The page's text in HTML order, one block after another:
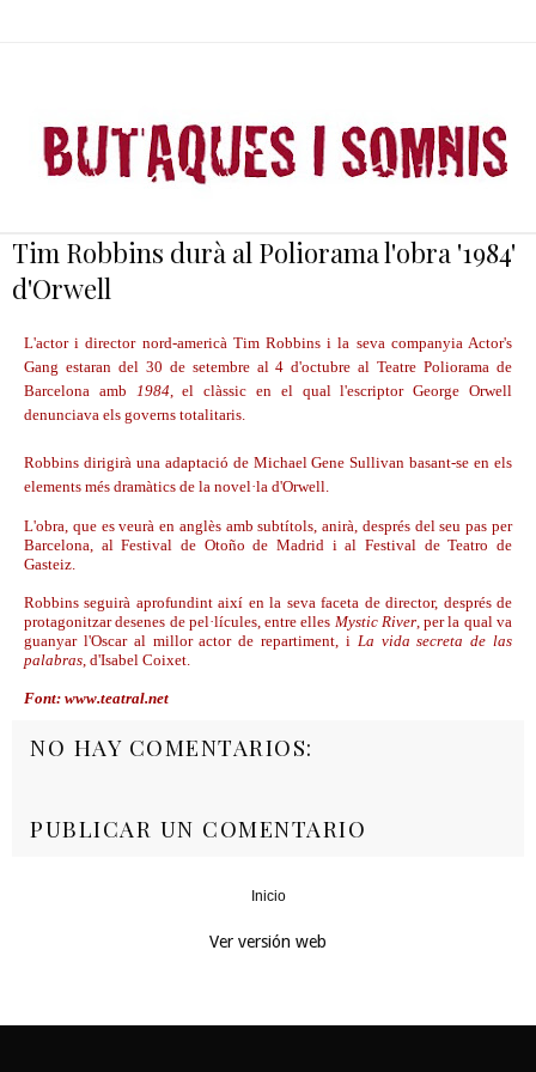
Tim Robbins durà al Poliorama l'obra '1984'
d'Orwell
L'actor i director nord-americà Tim Robbins i la seva companyia Actor's
Gang estaran del 30 de setembre al 4 d'octubre al Teatre Poliorama de
Barcelona amb 1984, el clàssic en el qual l'escriptor George Orwell
denunciava els governs totalitaris.
Robbins dirigirà una adaptació de Michael Gene Sullivan basant-se en els
elements més dramàtics de la novel·la d'Orwell.
L'obra, que es veurà en anglès amb subtítols, anirà, després del seu pas per
Barcelona, al Festival de Otoño de Madrid i al Festival de Teatro de
Gasteiz.
Robbins seguirà aprofundint així en la seva faceta de director, després de
protagonitzar desenes de pel·lícules, entre elles Mystic River, per la qual va
guanyar l'Oscar al millor actor de repartiment, i La vida secreta de las
palabras, d'Isabel Coixet.
Font: www.teatral.net
NO HAY COMENTARIOS:
PUBLICAR UN COMENTARIO
Inicio
Ver versión web